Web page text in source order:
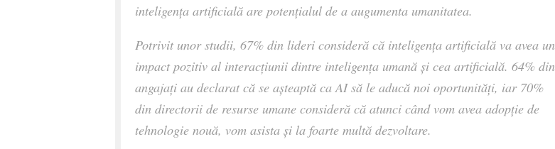
inteligența artificială are potențialul de a augumenta umanitatea.
Potrivit unor studii, 67% din lideri consideră că inteligența artificială va avea un
impact pozitiv al interacțiunii dintre inteligența umană și cea artificială. 64% din
angajați au declarat că se așteaptă ca AI să le aducă noi oportunități, iar 70%
din directorii de resurse umane consideră că atunci când vom avea adopție de
tehnologie nouă, vom asista și la foarte multă dezvoltare.